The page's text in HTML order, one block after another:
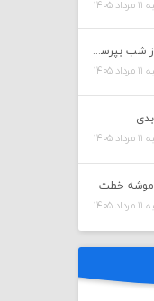
دانلود آهنگ یوسف زمانی به نام از شب بپرسین میگه چه روزگاری دارم
خطت